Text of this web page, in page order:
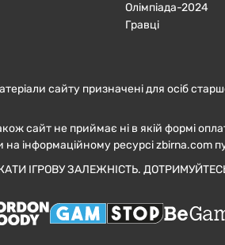
Олімпіада-2024
Гравці
сайту призначені для осіб
сайт не приймає ні в якій формі
інформаційному ресурсі zbirna.com
ІГРОВУ ЗАЛЕЖНІСТЬ.